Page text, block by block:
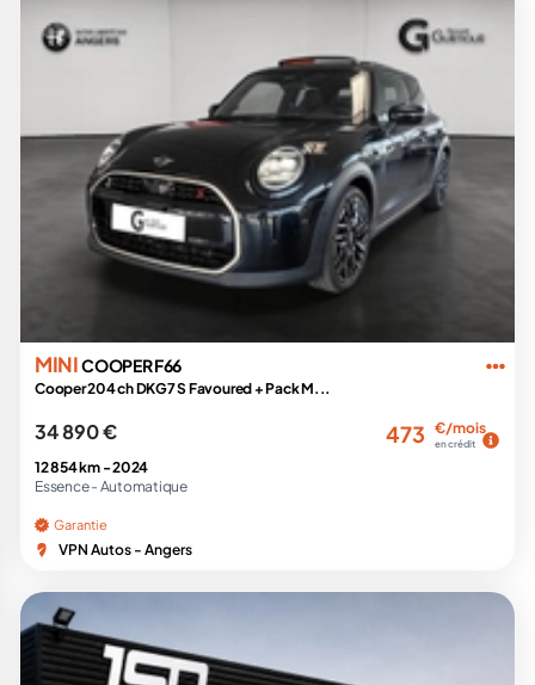
MINICOOPER F66
Cooper 204 ch DKG7 S Favoured + Pack M...
34 890 € 473 €/mois
en crédit
12 854 km -2024
Essence - Automatique
Garantie
VPN Autos - Angers